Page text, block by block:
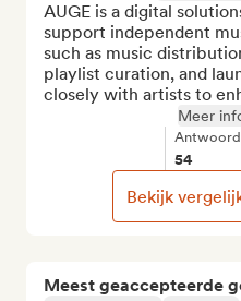
Meest geaccepteerde
AUGE is a digital
support independent
such as music
playlist curation, and
closely with artists to
Meer
54
Bekijk